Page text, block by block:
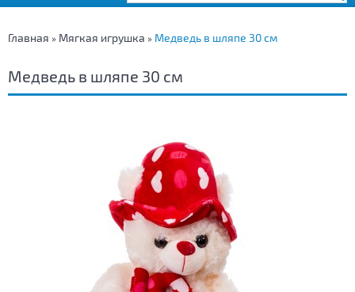
Главная » Мягкая игрушка » Медведь в шляпе 30 см
Медведь в шляпе 30 см